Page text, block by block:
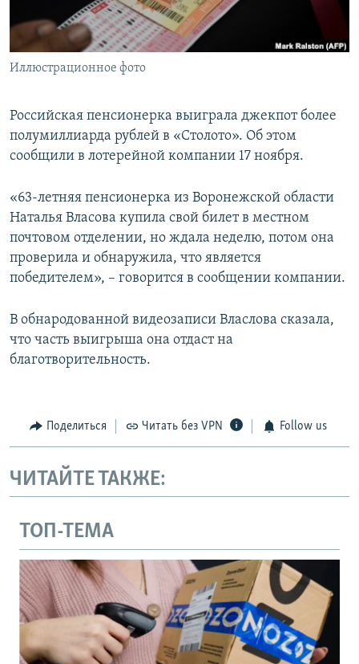
ПОБЕДИТЕЛЕЙ НЕ СУДЯТ?
КРЫМ.НЕПОКОРЕННЫЙ
ELIFBE
ПРИСОЕДИНЯЙТЕСЬ!
Все сайты RFE/RL
Иллюстрационное фото
Российская пенсионерка выиграла джекпот более
полумиллиарда рублей в «Столото». Об этом
сообщили в лотерейной компании 17 ноября.
«63-летняя пенсионерка из Воронежской области
Наталья Власова купила свой билет в местном
почтовом отделении, но ждала неделю, потом она
проверила и обнаружила, что является
победителем», – говорится в сообщении компании.
В обнародованной видеозаписи Власлова сказала,
что часть выигрыша она отдаст на
благотворительность.
Поделиться Читать без VPN Follow us
ЧИТАЙТЕ ТАКЖЕ:
ТОП-ТЕМА